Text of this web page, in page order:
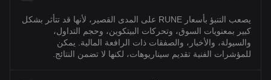
يصعب التنبؤ بأسعار RUNE على المدى القصير، لأنها قد تتأثر بشكل
كبير بمعنويات السوق، وتحركات البيتكوين، وحجم التداول،
والسيولة، والأخبار، والصفقات ذات الرافعة المالية. يمكن
للمؤشرات الفنية تقديم سيناريوهات، لكنها لا تضمن النتائج.